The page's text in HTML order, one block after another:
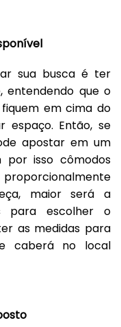
sua busca é ter
entendendo que o
em cima do
espaço. Então, se
apostar em um
por isso cômodos
maior será a
para escolher o
as medidas para
caberá no local